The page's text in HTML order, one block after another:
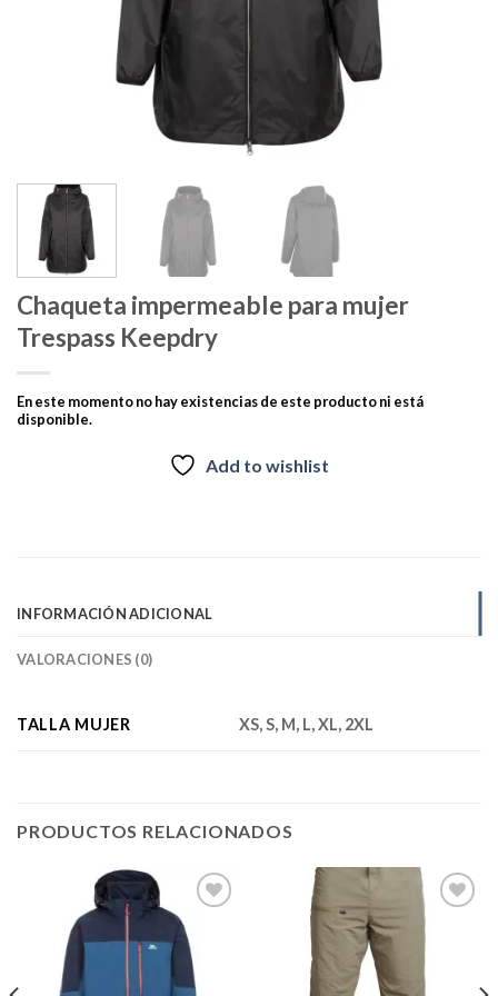
Chaqueta impermeable para mujer
Trespass Keepdry
En este momento no hay existencias de este producto ni está
disponible.
Add to wishlist
INFORMACIÓN ADICIONAL
VALORACIONES (0)
TALLA MUJER XS, S, M, L, XL, 2XL
PRODUCTOS RELACIONADOS
Add to
wishlist
wishlist